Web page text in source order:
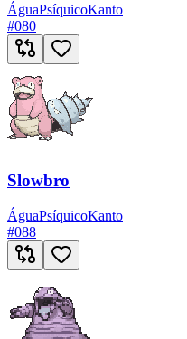
ÁguaPsíquicoKanto
#080
Slowbro
ÁguaPsíquicoKanto
#088